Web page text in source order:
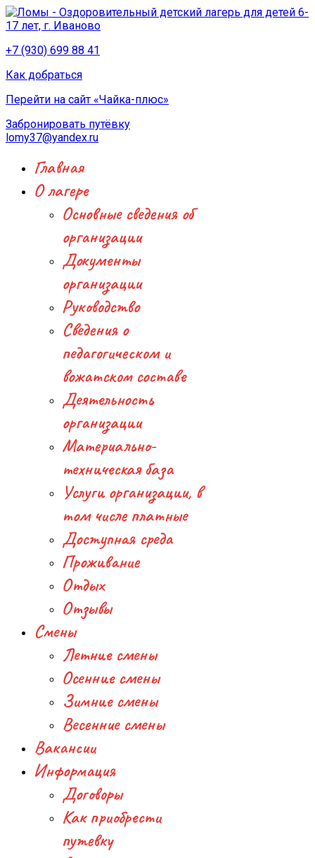
+7 (930) 699 88 41
Как добраться
Перейти на сайт «Чайка-плюс»
Забронировать путёвку
lomy37@yandex.ru
Главная
О лагере
Основные сведения об
организации
Документы
организации
Руководство
Сведения о
педагогическом и
вожатском составе
Деятельность
организации
Материально-
техническая база
Услуги организации, в
том числе платные
Доступная среда
Проживание
Отдых
Отзывы
Смены
Летние смены
Осенние смены
Зимние смены
Весенние смены
Вакансии
Информация
Договоры
Как приобрести
путевку